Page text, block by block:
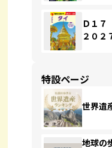
Ｄ１
２０２
特設ページ
世界遺
地球の